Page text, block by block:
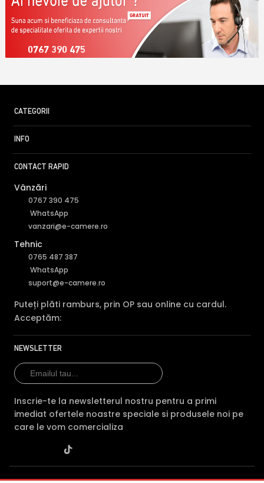
0767 390 475
CATEGORII
INFO
CONTACT RAPID
Vânzări
0767 390 475
WhatsApp
vanzari@e-camere.ro
Tehnic
0765 487 387
WhatsApp
suport@e-camere.ro
Puteți plăti ramburs, prin OP sau online cu cardul.
Acceptăm:
NEWSLETTER
Inscrie-te la newsletterul nostru pentru a primi
imediat ofertele noastre speciale si produsele noi pe
care le vom comercializa